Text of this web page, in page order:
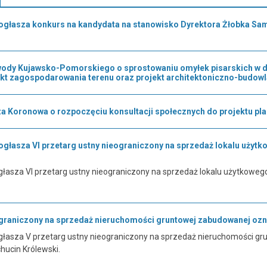
konkurs na kandydata na stanowisko Dyrektora Żłobka
Kujawsko-Pomorskiego o sprostowaniu omyłek pisarskich w
zagospodarowania terenu oraz projekt architektoniczno-
Koronowa o rozpoczęciu konsultacji społecznych do projektu
VI przetarg ustny nieograniczony na sprzedaż lokalu
VI przetarg ustny nieograniczony na sprzedaż lokalu
na sprzedaż nieruchomości gruntowej zabudowanej
V przetarg ustny nieograniczony na sprzedaż nieruchomości
Królewski.